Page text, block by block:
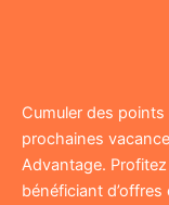
Cumuler des
prochaines
Advantage.
bénéficiant